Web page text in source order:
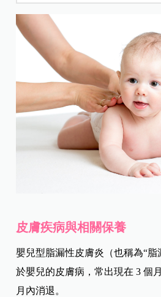
皮膚疾病與相關保養
嬰兒型脂漏性皮膚炎（也稱為“脂
於嬰兒的皮膚病，常出現在 3 個
月內消退。